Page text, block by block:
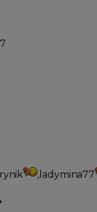
,ladymina77